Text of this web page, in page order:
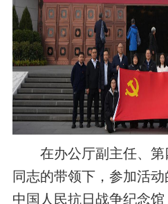
在办公厅副主任、
同志的带领下，参加活
中国人民抗日战争纪念